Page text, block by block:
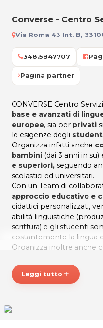
Converse - Centro
Via Roma 43 Int. B,
348.5847707
Pagina partner
CONVERSE Centro
base e avanzati di
europee, sia per privati
le esigenze degli
Organizza infatti anche
bambini (dai 3 anni in su)
e superiori, seguendo
scolastici ed universitari.
Con un Team di
approccio educativo e
didattici personalizzati,
abilità linguistiche
scrittura) e gli studenti
costantemente la lingua
Organizza inoltre anche
Impara le lingue con un
educativo, al CONVERSE
Leggi tutto add